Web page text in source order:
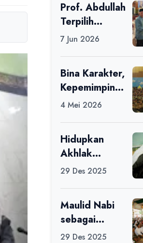
Kabupaten
Ciamis Tahun
2026
Prof. Abdullah
Terpilih
sebagai Ketua
7 Jun 2026
Bina Karakter,
Kepemimpinan
, dan
Ikuti Alfaro
Camp di MAN
1 Darussalam
Ciamis
4 Mei 2026
Hidupkan
Akhlak
melalui Ilmu
29 Des 2025
Maulid Nabi
sebagai
Momentum
29 Des 2025